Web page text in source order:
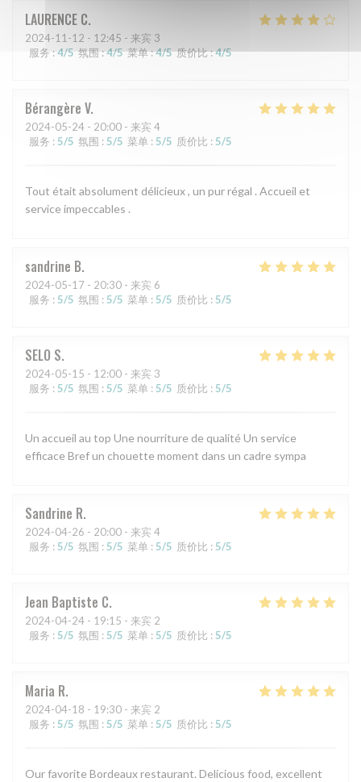
LAURENCE C
2024-11-12 - 12:45 - 来宾 3
服务 :4/5 氛围:4/5 菜单:4/5 质价比:4/5
Bérangère V
2024-05-24 - 20:00 - 来宾 4
服务 : 5/5 氛围 : 5/5 菜单 : 5/5 质价比 :5/5
Tout était absolument délicieux , un pur régal . Accueil et
service impeccables .
sandrine B
2024-05-17 - 20:30 - 来宾 6
服务 : 5/5 氛围 : 5/5 菜单 : 5/5 质价比 : 5/5
SELO S
2024-05-15 - 12:00 - 来宾 3
服务 : 5/5 氛围 : 5/5 菜单 : 5/5 质价比 : 5/5
Un accueil au top Une nourriture de qualité Un service
efficace Bref un chouette moment dans un cadre sympa
Sandrine R
2024-04-26 - 20:00 - 来宾 4
服务 : 5/5 氛围 : 5/5 菜单 : 5/5 质价比 : 5/5
Jean Baptiste C
2024-04-24 - 19:15 - 来宾 2
服务 : 5/5 氛围 : 5/5 菜单 : 5/5 质价比 : 5/5
Maria R
2024-04-18 - 19:30 - 来宾 2
服务 : 5/5 氛围 : 5/5 菜单 : 5/5 质价比 : 5/5
Our favorite Bordeaux restaurant. Delicious food, excellent